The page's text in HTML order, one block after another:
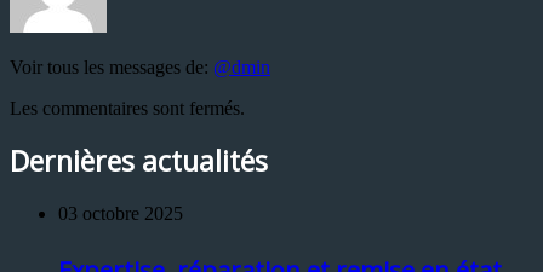
Voir tous les messages de: @dmin
Les commentaires sont fermés.
Dernières actualités
03 octobre 2025